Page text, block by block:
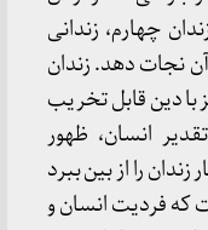
چهارم، زندانی
نجات دهد. زندان
با دین قابل تخریب
انسان، ظهور
را از بین ببرد
که فردیت انسان و